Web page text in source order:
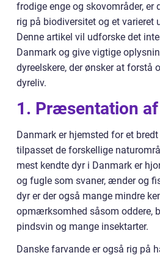
frodige enge og skovområder, er
rig på biodiversitet og et varieret
Denne artikel vil udforske det
Danmark og give vigtige
dyreelskere, der ønsker at
dyreliv.
1. Præsentation af
Danmark er hjemsted for et
tilpasset de forskellige
mest kendte dyr i Danmark er
og fugle som svaner, ænder og
dyr er der også mange mindre
opmærksomhed såsom oddere,
pindsvin og mange insektarter.
Danske farvande er også rig på